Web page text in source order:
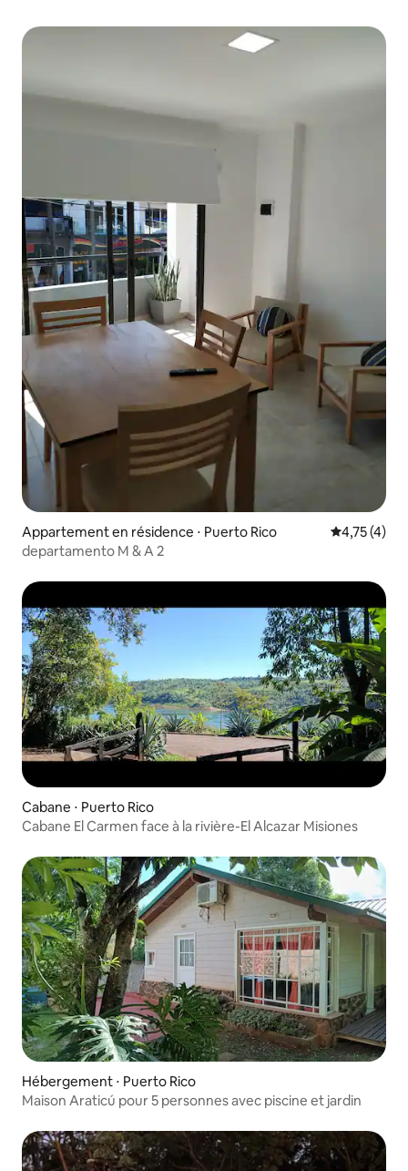
Appartement en résidence ⋅ Puerto Rico Évaluation
4,75 (4)
departamento M & A 2
Cabane ⋅ Puerto Rico
Cabane El Carmen face à la rivière-El Alcazar Misiones
Hébergement ⋅ Puerto Rico
Maison Araticú pour 5 personnes avec piscine et jardin